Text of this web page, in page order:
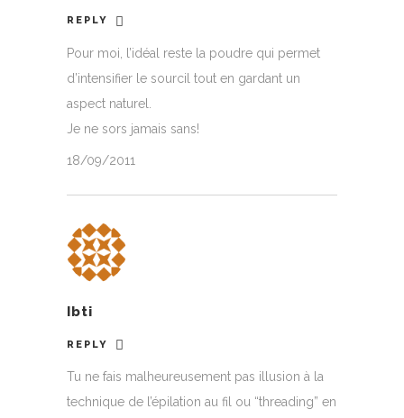
REPLY
Pour moi, l’idéal reste la poudre qui permet
d’intensifier le sourcil tout en gardant un
aspect naturel.
Je ne sors jamais sans!
18/09/2011
Ibti
REPLY
Tu ne fais malheureusement pas illusion à la
technique de l’épilation au fil ou “threading” en